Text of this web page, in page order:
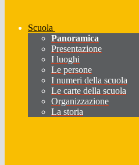
Scuola
Panoramica
Presentazione
I luoghi
Le persone
I numeri della scuola
Le carte della scuola
Organizzazione
La storia